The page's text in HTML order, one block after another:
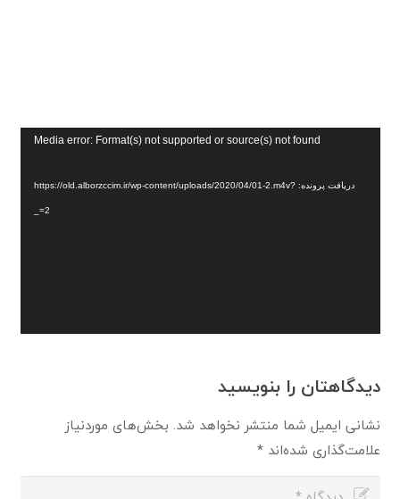
Media error: Format(s) not supported or source(s) not found
دریافت پرونده: https://old.alborzccim.ir/wp-content/uploads/2020/04/01-2.m4v?
_=2
دیدگاهتان را بنویسید
نشانی ایمیل شما منتشر نخواهد شد. بخش‌های موردنیاز
علامت‌گذاری شده‌اند*